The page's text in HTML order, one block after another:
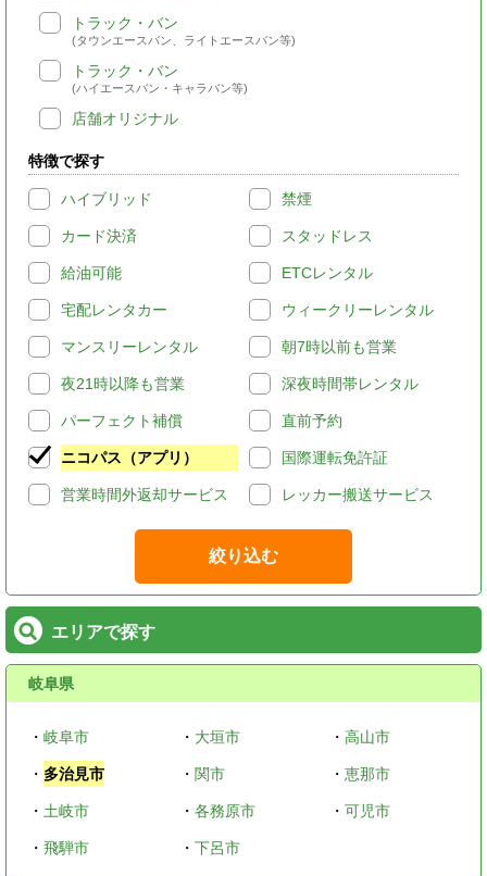
トラック・バン
(タウンエースバン、ライトエースバン等)
トラック・バン
(ハイエースバン・キャラバン等)
店舗オリジナル
特徴で探す
ハイブリッド 禁煙
カード決済 スタッドレス
給油可能 ETCレンタル
宅配レンタカー ウィークリーレンタル
マンスリーレンタル 朝7時以前も営業
夜21時以降も営業 深夜時間帯レンタル
パーフェクト補償 直前予約
ニコパス（アプリ） 国際運転免許証
営業時間外返却サービス レッカー搬送サービス
絞り込む
エリアで探す
岐阜県
・ 岐阜市 ・ 大垣市 ・高山市
・ 多治見市 ・ 関市 ・恵那市
・ 土岐市 ・ 各務原市 ・可児市
・ 飛騨市 ・ 下呂市